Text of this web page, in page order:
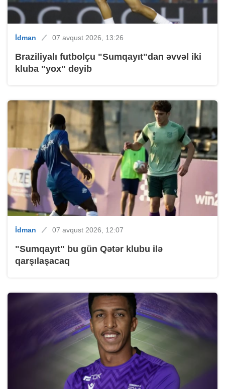
İdman 07 avqust 2026, 13:26
Braziliyalı futbolçu "Sumqayıt"dan əvvəl iki
kluba "yox" deyib
İdman 07 avqust 2026, 12:07
"Sumqayıt" bu gün Qətər klubu ilə
qarşılaşacaq